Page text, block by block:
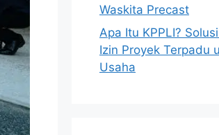
Waskita Precast
Apa Itu KPPLI?
Izin Proyek Terpadu
Usaha